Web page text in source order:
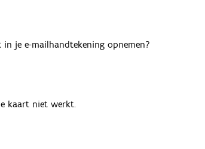
je e-mailhandtekening opnemen?
kaart niet werkt.